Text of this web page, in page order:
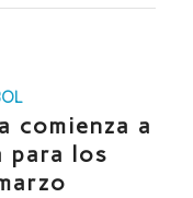
comienza a
para los